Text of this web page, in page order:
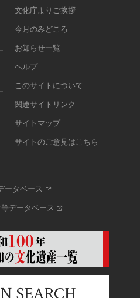
文化庁よりご挨拶
今月のみどころ
お知らせ一覧
ヘルプ
このサイトについて
関連サイトリンク
サイトマップ
サイトのご意見はこちら
ータベース
データベース